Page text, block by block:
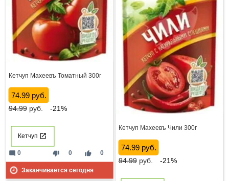
Кетчуп Махеевъ Томатный 300г
74.99 руб.
94.99руб. -21%
Кетчуп
thumb_down 0 thumb_up 0
mode_comment 0
Заканчивается сегодня
Кетчуп Махеевъ Чили 300г
74.99 руб.
94.99руб. -21%